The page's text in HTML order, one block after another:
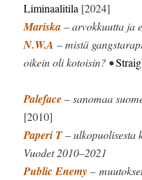
Liminaalitila [2024]
Mariska– arvokkuutta ja
N.W.A – mistä
oikein oli kotoisin? •
Paleface– sanomaa
[2010]
Paperi T– ulkopuolisesta
Vuodet 2010–2021
Public Enemy–